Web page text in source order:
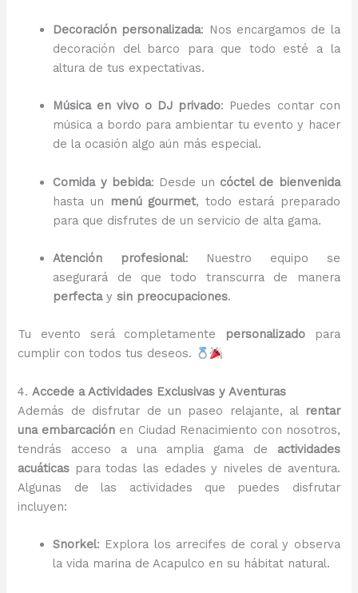
Decoración personalizada: Nos encargamos de la
decoración del barco para que todo esté a la
altura de tus expectativas.
Música en vivo o DJ privado: Puedes contar con
música a bordo para ambientar tu evento y hacer
de la ocasión algo aún más especial.
Comida y bebida: Desde un cóctel de bienvenida
hasta un
menú gourmet, todo estará preparado
para que disfrutes de un servicio de alta gama.
Atención profesional: Nuestro equipo se
asegurará de que todo transcurra de manera
perfectaysin preocupaciones.
Tu evento será completamente personalizadopara
cumplir con todos tus deseos.
4.Accede a Actividades Exclusivas y Aventuras
Además de disfrutar de un paseo relajante, al
rentar
una embarcación en Ciudad Renacimiento con nosotros,
tendrás acceso a una amplia gama de actividades
acuáticas para todas las edades y niveles de aventura.
Algunas de las actividades que puedes disfrutar
incluyen:
Snorkel: Explora los arrecifes de coral y observa
la vida marina de Acapulco en su hábitat natural.